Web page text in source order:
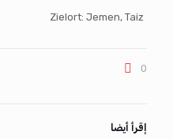
Zielort: Jemen, Taiz
0
إقرأ أيضا